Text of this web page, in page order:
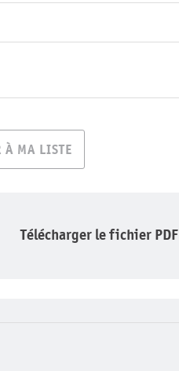
À MA LISTE
Télécharger le fichier PDF